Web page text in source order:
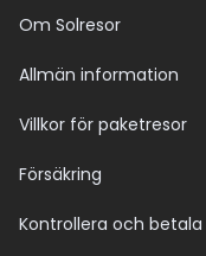
Om Solresor
Allmän information
Villkor för paketresor
Försäkring
Kontrollera och